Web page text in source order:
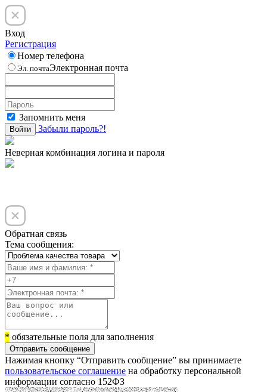
Вход
Регистрация
Номер телефона
Эл. почтаЭлектронная почта
Запомнить меня
Войти Забыли пароль?!
Неверная комбинация логина и пароля
Обратная связь
Тема сообщения:
* обязательные поля для заполнения
Отправить сообщение
Нажимая кнопку “Отправить сообщение” вы принимаете
пользовательское соглашение на обработку персональной
информации согласно 152ФЗ